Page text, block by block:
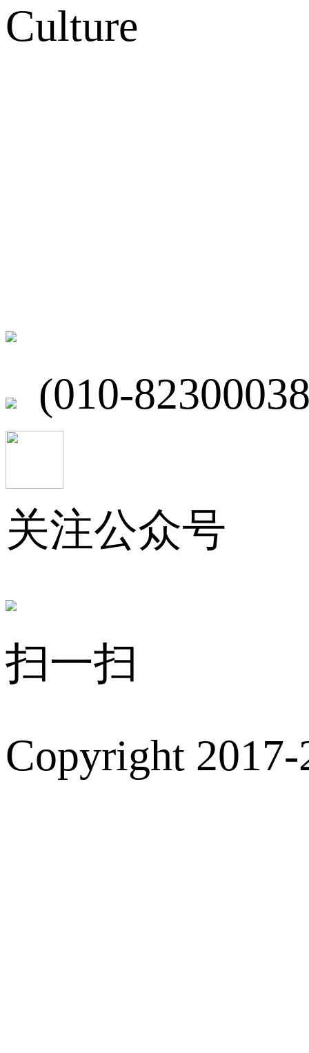
Culture
(010-
关注公众号
扫一扫
Copyright